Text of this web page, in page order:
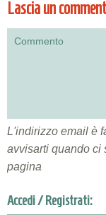
Lascia un
L'indirizzo email è
avvisarti quando ci
pagina
Accedi / Registrati: